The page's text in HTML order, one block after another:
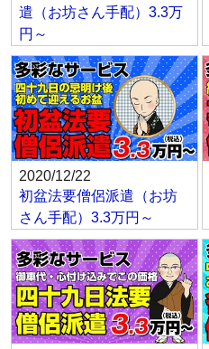
遣（お坊さん手配）3.3万
円～
2020/12/22
初盆法要僧侶派遣（お坊
さん手配）3.3万円～